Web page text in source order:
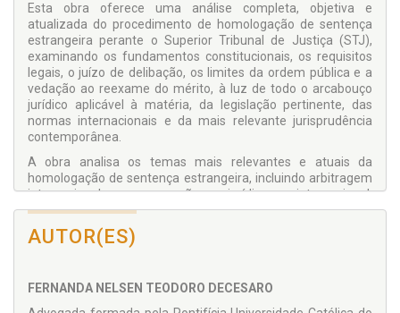
Esta obra oferece uma análise completa, objetiva e
atualizada do procedimento de homologação de sentença
estrangeira perante o Superior Tribunal de Justiça (STJ),
examinando os fundamentos constitucionais, os requisitos
legais, o juízo de delibação, os limites da ordem pública e a
vedação ao reexame do mérito, à luz de todo o arcabouço
jurídico aplicável à matéria, da legislação pertinente, das
normas internacionais e da mais relevante jurisprudência
contemporânea.
A obra analisa os temas mais relevantes e atuais da
homologação de sentença estrangeira, incluindo arbitragem
internacional, cooperação jurídica internacional,
reconhecimento e execução de decisões estrangeiras,
Convenção da Haia de 2019, direito de família internacional,
sucessões, direitos humanos e efeitos registrais das
diferentes sistemas jurídicos internacionais e os modelos
adotados por outros países para o reconhecimento de
AUTOR(ES)
FERNANDA NELSEN TEODORO DECESARO